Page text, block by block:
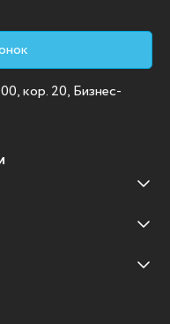
кор. 20, Бизнес-